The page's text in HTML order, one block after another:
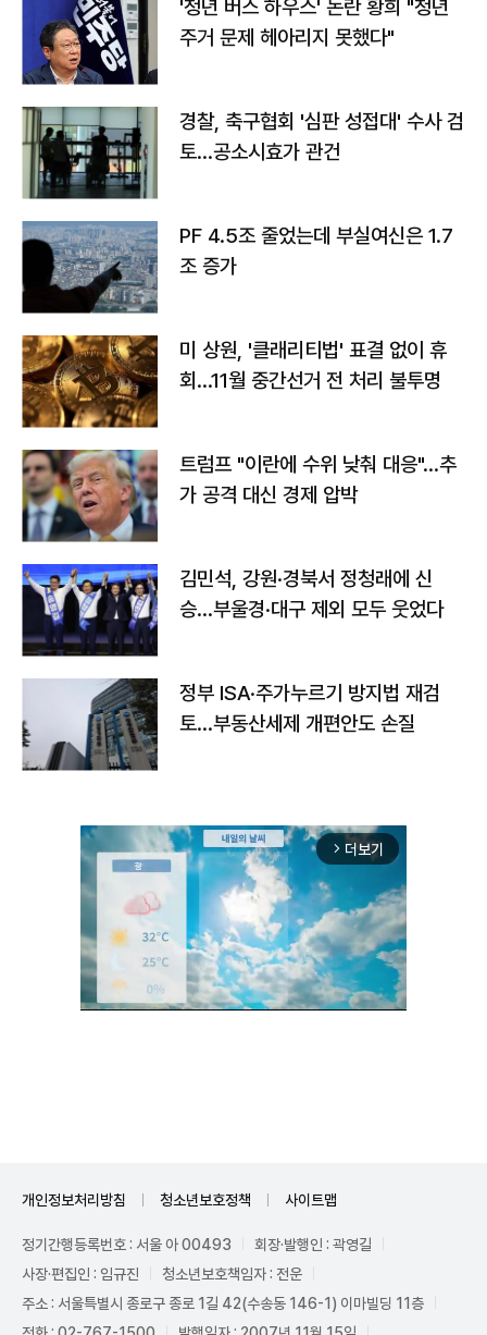
'청년 버스 하우스' 논란 황희 "청년
주거 문제 헤아리지 못했다"
경찰, 축구협회 '심판 성접대' 수사 검
토…공소시효가 관건
PF 4.5조 줄었는데 부실여신은 1.7
조 증가
미 상원, '클래리티법' 표결 없이 휴
회…11월 중간선거 전 처리 불투명
트럼프 "이란에 수위 낮춰 대응"…추
가 공격 대신 경제 압박
김민석, 강원·경북서 정청래에 신
승…부울경·대구 제외 모두 웃었다
정부 ISA·주가누르기 방지법 재검
토…부동산세제 개편안도 손질
arrow_forward_ios 더보기
개인정보처리방침 청소년보호정책 사이트맵
정기간행등록번호 : 서울 아 00493
회장·발행인 : 곽영길
사장·편집인 : 임규진
청소년보호책임자 : 전운
주소 : 서울특별시 종로구 종로 1길 42(수송동 146-1) 이마빌딩 11층